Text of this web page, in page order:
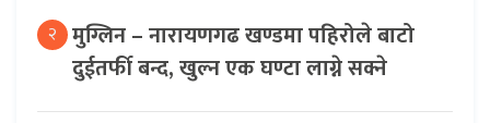
२ मुग्लिन – नारायणगढ खण्डमा पहिरोले बाटो
दुईतर्फी बन्द, खुल्न एक घण्टा लाग्ने सक्ने